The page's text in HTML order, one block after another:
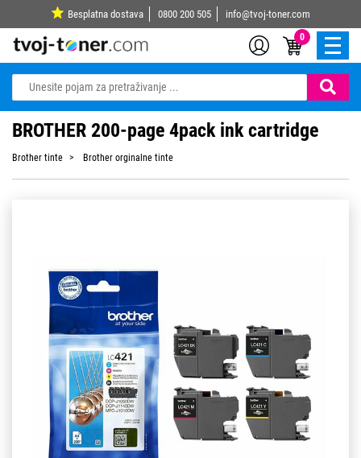
Besplatna dostava 0800 200 505 info@tvoj-toner.com
0
BROTHER 200-page 4pack ink cartridge
Brother tinte Brother orginalne tinte